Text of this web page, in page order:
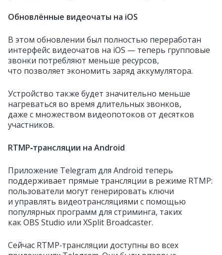
Обновлённые видеочаты на iOS
В этом обновлении был полностью переработан
интерфейс видеочатов на iOS — теперь групповые
звонки потребляют меньше ресурсов,
что позволяет экономить заряд аккумулятора.
Устройство также будет значительно меньше
нагреваться во время длительных звонков,
даже с множеством видеопотоков от десятков
участников.
RTMP‑трансляции на Android
Приложение Telegram для Android теперь
поддерживает прямые трансляции в режиме RTMP:
пользователи могут генерировать ключи
и управлять видеотрансляциями с помощью
популярных программ для стриминга, таких
как OBS Studio или XSplit Broadcaster.
Сейчас RTMP‑трансляции доступны во всех